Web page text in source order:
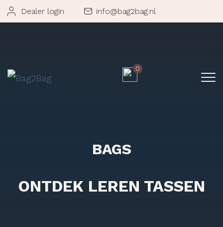
Dealer login info@bag2bag.nl
0
BAGS
ONTDEK LEREN TASSEN